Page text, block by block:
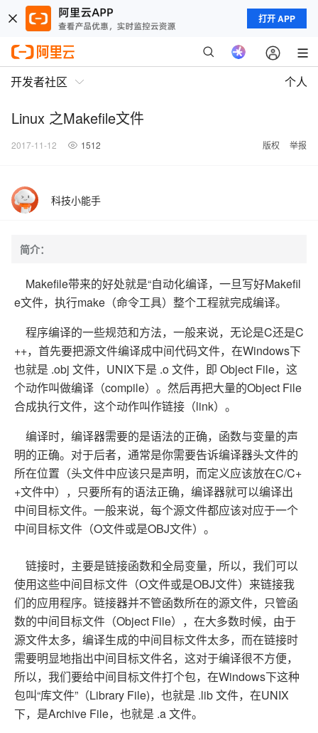
打开 APP
开发者社区 个人
Linux 之Makefile文件
2017-11-12 1512 版权 举报
科技小能手
简介：
Makefile带来的好处就是“自动化编译，一旦写好Makefil
e文件，执行make（命令工具）整个工程就完成编译。
程序编译的一些规范和方法，一般来说，无论是C还是C
++，首先要把源文件编译成中间代码文件，在Windows下
也就是 .obj 文件，UNIX下是 .o 文件，即 Object File，这
个动作叫做编译（compile）。然后再把大量的Object File
合成执行文件，这个动作叫作链接（link）。
编译时，编译器需要的是语法的正确，函数与变量的声
明的正确。对于后者，通常是你需要告诉编译器头文件的
所在位置（头文件中应该只是声明，而定义应该放在C/C+
+文件中），只要所有的语法正确，编译器就可以编译出
中间目标文件。一般来说，每个源文件都应该对应于一个
中间目标文件（O文件或是OBJ文件）。
链接时，主要是链接函数和全局变量，所以，我们可以
使用这些中间目标文件（O文件或是OBJ文件）来链接我
们的应用程序。链接器并不管函数所在的源文件，只管函
数的中间目标文件（Object File），在大多数时候，由于
源文件太多，编译生成的中间目标文件太多，而在链接时
需要明显地指出中间目标文件名，这对于编译很不方便，
所以，我们要给中间目标文件打个包，在Windows下这种
包叫“库文件”（Library File)，也就是 .lib 文件，在UNIX
下，是Archive File，也就是 .a 文件。